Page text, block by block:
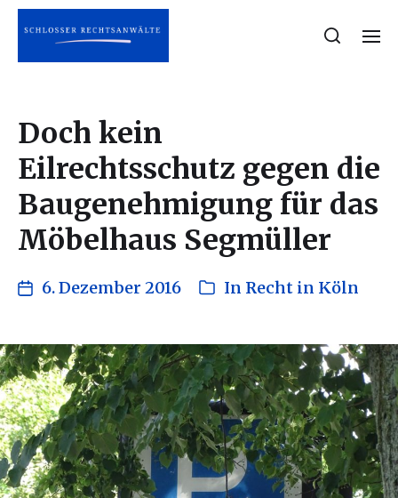
Doch kein
Eilrechtsschutz gegen die
Baugenehmigung für das
Möbelhaus Segmüller
6. Dezember 2016 In Recht in Köln